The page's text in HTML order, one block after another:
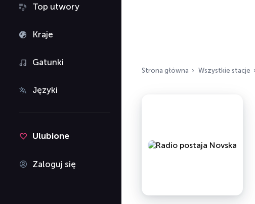
Top utwory
Kraje
Gatunki
Języki
Ulubione
Zaloguj się
Strona główna Wszystkie stacje